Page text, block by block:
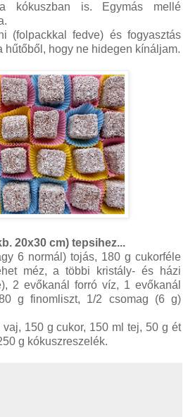
kókuszban is. Egymás mellé
(folpackkal fedve) és fogyasztás
hűtőből, hogy ne hidegen kínáljam.
20x30 cm) tepsihez...
6 normál) tojás, 180 g cukorféle
méz, a többi kristály- és házi
2 evőkanál forró víz, 1 evőkanál
g finomliszt, 1/2 csomag (6 g)
vaj, 150 g cukor, 150 ml tej, 50 g ét
g kókuszreszelék.